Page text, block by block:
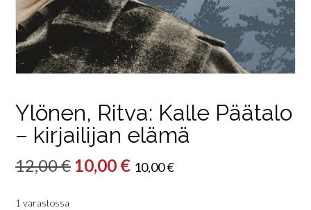
Ylönen, Ritva: Kalle Päätalo
– kirjailijan elämä
12,00€ Alkuperäinen
10,00 €Nykyinen
10,00€
1 varastossa